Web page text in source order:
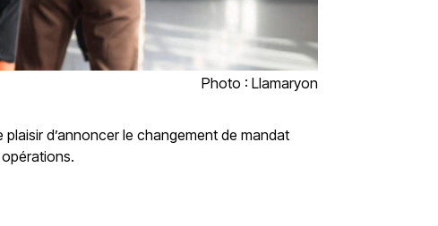
Photo : Llamaryon
plaisir d’annoncer le changement de mandat
opérations.